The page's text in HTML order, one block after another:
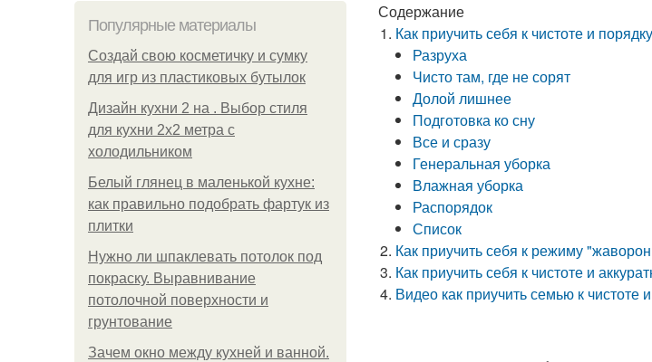
Популярные материалы
Создай свою косметичку и сумку
для игр из пластиковых бутылок
Дизайн кухни 2 на . Выбор стиля
для кухни 2х2 метра с
холодильником
Белый глянец в маленькой кухне:
как правильно подобрать фартук из
плитки
Нужно ли шпаклевать потолок под
покраску. Выравнивание
потолочной поверхности и
грунтование
Зачем окно между кухней и ванной.
Содержание
Как приучить себя к чистоте и
Разруха
Чисто там, где не сорят
Долой лишнее
Подготовка ко сну
Все и сразу
Генеральная уборка
Влажная уборка
Распорядок
Список
Как приучить себя к режиму
Как приучить себя к чистоте и
Видео как приучить семью к чистоте